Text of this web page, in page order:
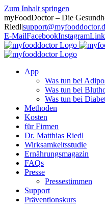
Zum Inhalt springen
myFoodDoctor – Die
Riedl|
E-MailFacebookInstagram
App
Was tun bei
Was tun bei
Was tun bei
Methoden
Kosten
für Firmen
Dr. Matthias Riedl
Wirksamkeitsstudie
Ernährungsmagazin
FAQs
Presse
Pressestimmen
Support
Präventionskurs